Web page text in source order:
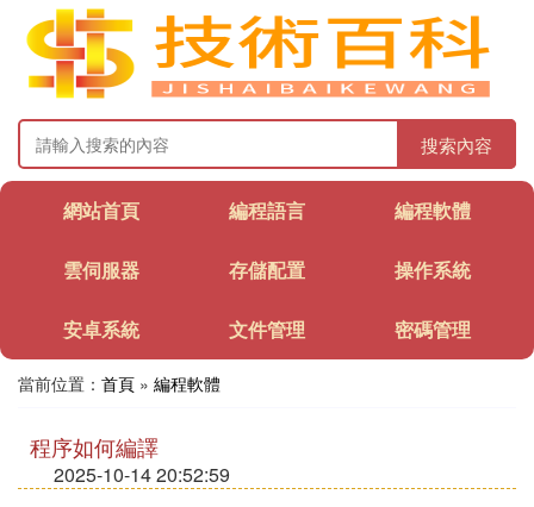
搜索內容
網站首頁 編程語言 編程軟體
雲伺服器 存儲配置 操作系統
安卓系統 文件管理 密碼管理
當前位置： 首頁 » 編程軟體
程序如何編譯
2025-10-14 20:52:59